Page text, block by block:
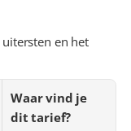
en het
Waar vind je
dit tarief?